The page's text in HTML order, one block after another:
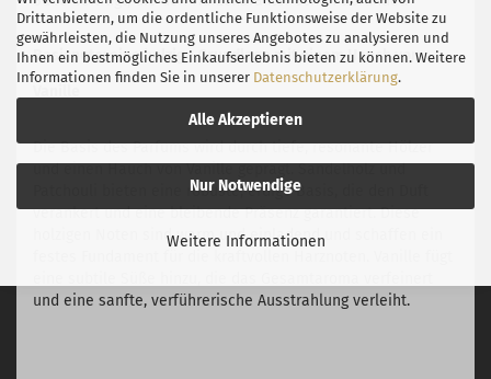
Drittanbietern, um die ordentliche Funktionsweise der Website zu
gewährleisten, die Nutzung unseres Angebotes zu analysieren und
Ihnen ein bestmögliches Einkaufserlebnis bieten zu können. Weitere
Informationen finden Sie in unserer Datenschutzerklärung.
Alle Akzeptieren
Nur Notwendige
Weitere Informationen
Basisnote: eine holzige Grundlage mit einem Hauch von
Die Basis des Parfums wird durch tiefe, resonante Hölzer
und einen Hauch von Vanille geprägt. Sandelholz und
Patchouli bieten eine robuste, erdige Basis, die den Duft
verankert und eine bleibende Präsenz garantiert. Diese
holzigen Noten sind warm und einladend und schaffen ein
und eine sanfte, verführerische Ausstrahlung verleiht.